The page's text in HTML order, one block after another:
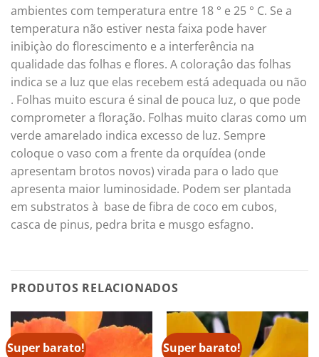
ambientes com temperatura entre 18 ° e 25 ° C. Se a
temperatura não estiver nesta faixa pode haver
inibiçào do florescimento e a interferência na
qualidade das folhas e flores. A coloraçâo das folhas
indica se a luz que elas recebem está adequada ou não
. Folhas muito escura é sinal de pouca luz, o que pode
comprometer a floração. Folhas muito claras como um
verde amarelado indica excesso de luz. Sempre
coloque o vaso com a frente da orquídea (onde
apresentam brotos novos) virada para o lado que
apresenta maior luminosidade. Podem ser plantada
em substratos à base de fibra de coco em cubos,
casca de pinus, pedra brita e musgo esfagno.
PRODUTOS RELACIONADOS
Super barato! Super barato!